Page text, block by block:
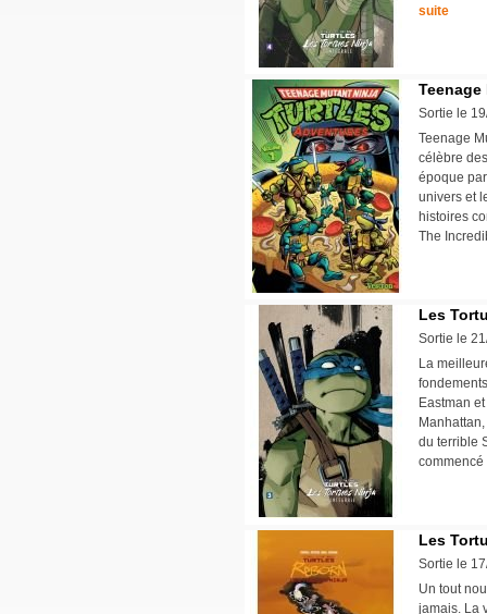
suite
Sortie le
Teenage
célèbre
époque
univers et
histoires
The
Les
Sortie le
La
Eastman
du terrible
Les
Sortie le
Un tout
jamais. La